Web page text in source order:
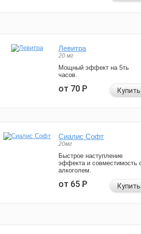
Левитра
20 мг
Мощный эффект на 5ть
часов.
от 70Р Купить
Сиалис Софт
20мг
Быстрое наступление
эффекта и совместимость
алкоголем.
от 65Р Купить